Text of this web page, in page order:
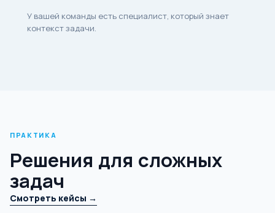
У вашей команды есть специалист, который знает
контекст задачи.
ПРАКТИКА
Решения для сложных
задач
Смотреть кейсы →